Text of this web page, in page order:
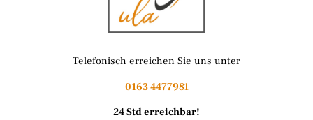
Telefonisch erreichen Sie uns unter
0163 4477981
24 Std erreichbar!